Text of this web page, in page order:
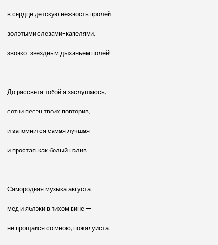
в сердце детскую нежность пролей
золотыми слезами-капелями,
звонко-звездным дыханьем полей!
До рассвета тобой я заслушаюсь,
сотни песен твоих повторив,
и запомнится самая лучшая
и простая, как белый налив.
Самородная музыка августа,
мед и яблоки в тихом вине —
не прощайся со мною, пожалуйста,